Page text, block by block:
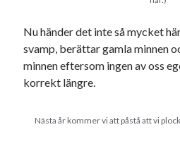
Nu händer det inte så mycket
svamp, berättar gamla minnen
minnen eftersom ingen av oss
korrekt längre.
Nästa år kommer vi att påstå att vi